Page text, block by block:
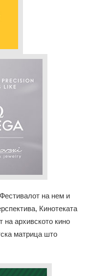
на нем и
Кинотеката
на архивското кино
матрица што